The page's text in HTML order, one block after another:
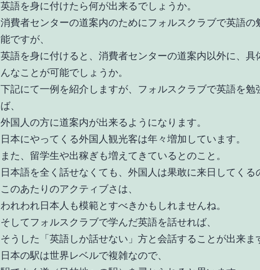
英語を身に付けたら何が出来るでしょうか。
消費者センターの道案内のためにフォルスクラブで英語の
能ですが、
英語を身に付けると、消費者センターの道案内以外に、具
んなことが可能でしょうか。
下記にて一例を紹介しますが、フォルスクラブで英語を勉
ば、
外国人の方に道案内が出来るようになります。
日本にやってくる外国人観光客は年々増加しています。
また、留学生や出稼ぎも増えてきているとのこと。
日本語を全く話せなくても、外国人は果敢に来日してくる
このあたりのアクティブさは、
われわれ日本人も模範とすべきかもしれませんね。
そしてフォルスクラブで学んだ英語を話せれば、
そうした「英語しか話せない」方と会話することが出来ま
日本の駅は世界レベルで複雑なので、